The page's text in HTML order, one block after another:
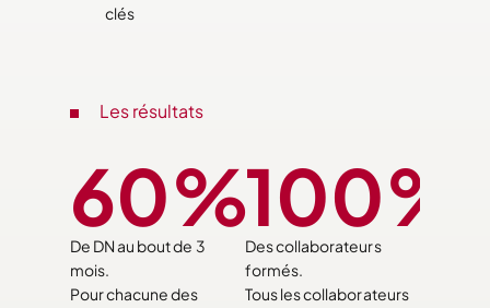
clés
Les résultats
60%
De DN au bout de 3
mois.
Pour chacune des
100%
Des collaborateurs
formés.
Tous les collaborateurs